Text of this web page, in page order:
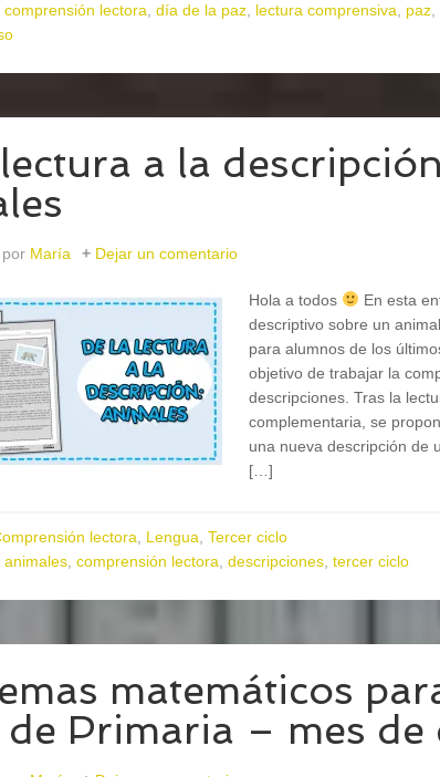
comprensión lectora día de la paz lectura comprensiva paz
a la
por María Dejar un comentario
Hola a todos
En esta
descriptivo sobre un
para alumnos de los
objetivo de trabajar la
descripciones. Tras la
complementaria, se
una nueva descripción de
[…]
lectora Lengua Tercer ciclo
animales comprensión lectora descripciones tercer ciclo
matemáticos
de Primaria – mes de